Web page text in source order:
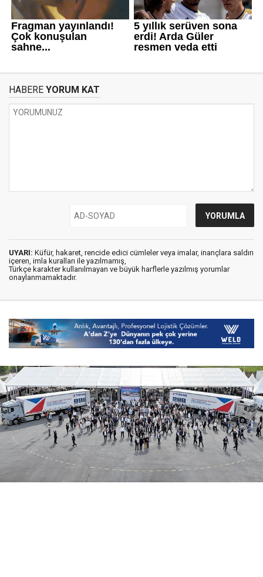
HABERE YORUM KAT
UYARI: Küfür, hakaret, rencide edici cümleler veya imalar, inançlara saldırı
içeren, imla kuralları ile yazılmamış,
Türkçe karakter kullanılmayan ve büyük harflerle yazılmış yorumlar
onaylanmamaktadır.